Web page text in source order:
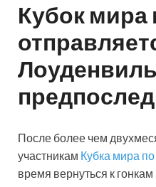
Кубок мира
После более чем
участникам Кубка мира
время вернуться к